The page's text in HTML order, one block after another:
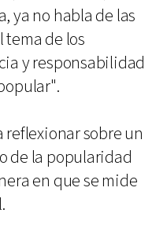
ya no habla de las
tema de los
y responsabilidad
reflexionar sobre un
de la popularidad
en que se mide